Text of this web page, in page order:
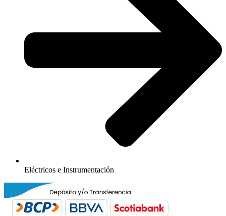
Eléctricos e Instrumentación